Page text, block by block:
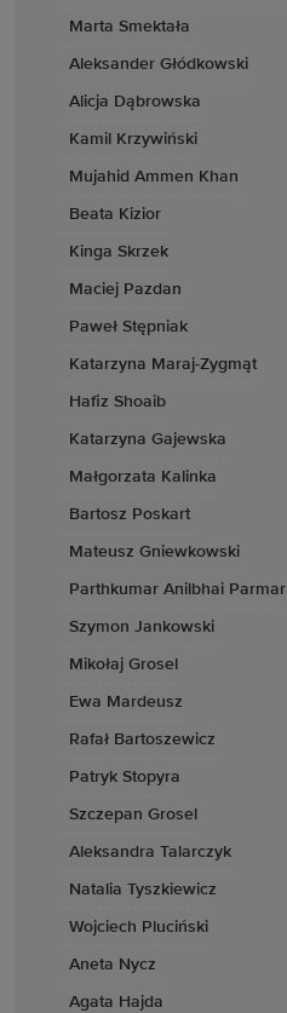
Marta Smektała
Aleksander Głódkowski
Alicja Dąbrowska
Kamil Krzywiński
Mujahid Ammen Khan
Beata Kizior
Kinga Skrzek
Maciej Pazdan
Paweł Stępniak
Katarzyna Maraj-Zygmąt
Hafiz Shoaib
Katarzyna Gajewska
Małgorzata Kalinka
Bartosz Poskart
Mateusz Gniewkowski
Parthkumar Anilbhai Parmar
Szymon Jankowski
Mikołaj Grosel
Ewa Mardeusz
Rafał Bartoszewicz
Patryk Stopyra
Szczepan Grosel
Aleksandra Talarczyk
Natalia Tyszkiewicz
Wojciech Pluciński
Aneta Nycz
Agata Hajda